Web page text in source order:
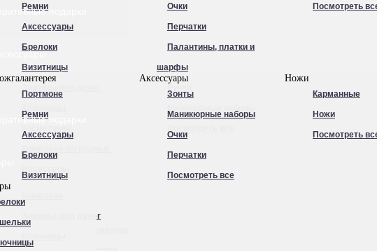
Ремни
Аксессуары
Брелоки
Визитницы
Очки
Перчатки
Палантины, платки и
шарфы
Посмотреть
подарки
Портмоне
Ремни
Аксессуары
Брелоки
Визитницы
Зажимы для денег
Аксессуары
Зонты
Маникюрные наборы
Очки
Перчатки
Посмотреть все
Ножи
Карманные
Ножи
Посмотреть
подарки